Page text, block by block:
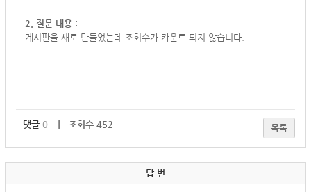
2. 질문 내용 :
게시판을 새로 만들었는데 조회수가 카운트 되지 않습니다.
-
댓글 0 ｜ 조회수 452 목록
답 변